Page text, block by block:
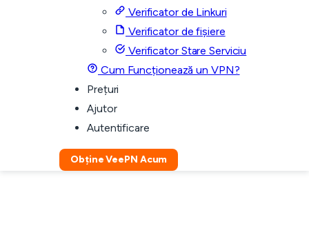
Verificator de Linkuri
Verificator de fișiere
Verificator Stare Serviciu
Cum Funcționează un VPN?
Prețuri
Ajutor
Autentificare
Obține VeePN Acum